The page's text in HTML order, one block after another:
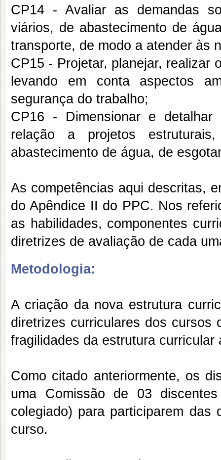
CP14 - Avaliar as demandas
viários, de abastecimento de
transporte, de modo a atender às
CP15 - Projetar, planejar, realizar
levando em conta aspectos
segurança do trabalho;
CP16 - Dimensionar e
relação a projetos
abastecimento de água, de
As competências aqui descritas,
do Apêndice II do PPC. Nos
as habilidades, componentes
diretrizes de avaliação de cada
Metodologia:
A criação da nova estrutura
diretrizes curriculares dos cursos
fragilidades da estrutura curricular
Como citado anteriormente, os
uma Comissão de 03
colegiado) para participarem das
curso.